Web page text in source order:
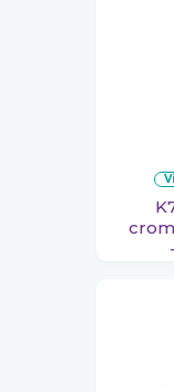
K71-07VAC Vial para